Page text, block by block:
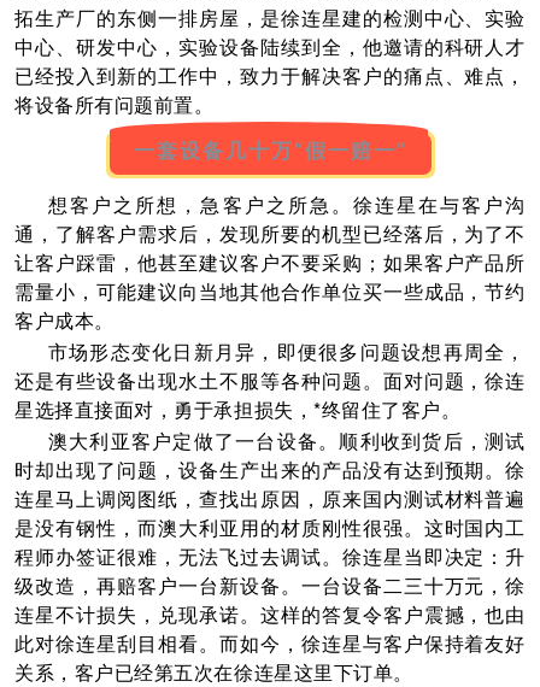
拓生产厂的东侧一排房屋，是徐连星建的检测中心、实验
中心、研发中心，实验设备陆续到全，他邀请的科研人才
已经投入到新的工作中，致力于解决客户的痛点、难点，
将设备所有问题前置。
一套设备几十万“假一赔一”
想客户之所想，急客户之所急。徐连星在与客户沟
通，了解客户需求后，发现所要的机型已经落后，为了不
让客户踩雷，他甚至建议客户不要采购；如果客户产品所
需量小，可能建议向当地其他合作单位买一些成品，节约
客户成本。
市场形态变化日新月异，即便很多问题设想再周全，
还是有些设备出现水土不服等各种问题。面对问题，徐连
星选择直接面对，勇于承担损失，*终留住了客户。
澳大利亚客户定做了一台设备。顺利收到货后，测试
时却出现了问题，设备生产出来的产品没有达到预期。徐
连星马上调阅图纸，查找出原因，原来国内测试材料普遍
是没有钢性，而澳大利亚用的材质刚性很强。这时国内工
程师办签证很难，无法飞过去调试。徐连星当即决定：升
级改造，再赔客户一台新设备。一台设备二三十万元，徐
连星不计损失，兑现承诺。这样的答复令客户震撼，也由
此对徐连星刮目相看。而如今，徐连星与客户保持着友好
关系，客户已经第五次在徐连星这里下订单。